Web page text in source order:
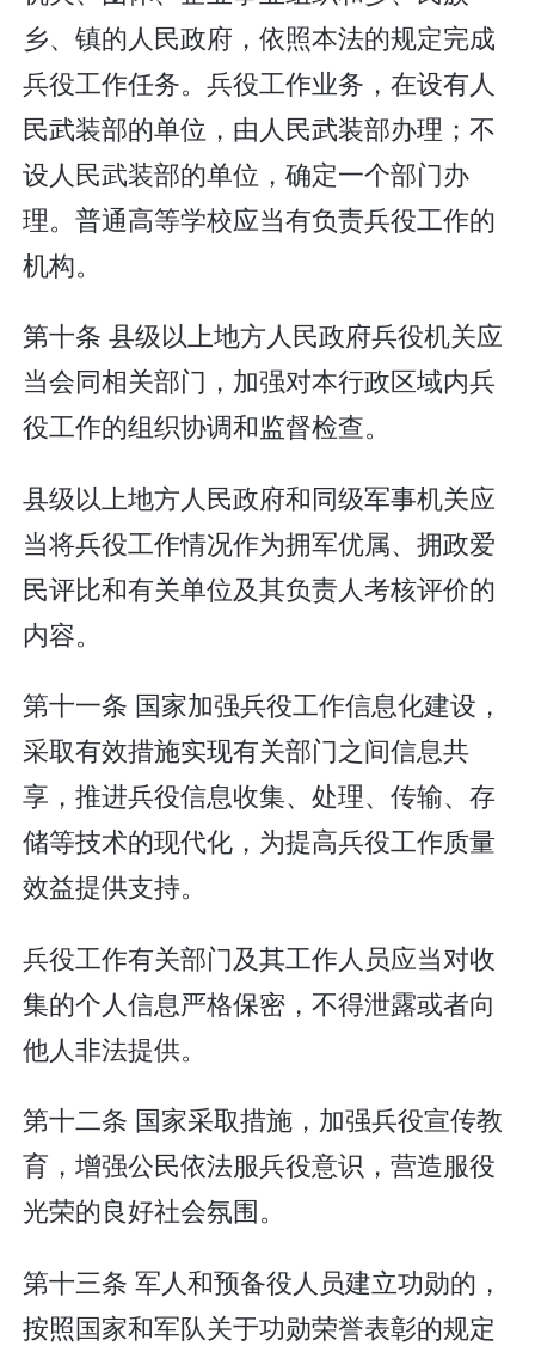
乡、镇的人民政府，依照本法的规定完成
兵役工作任务。兵役工作业务，在设有人
民武装部的单位，由人民武装部办理；不
设人民武装部的单位，确定一个部门办
理。普通高等学校应当有负责兵役工作的
机构。
第十条 县级以上地方人民政府兵役机关应
当会同相关部门，加强对本行政区域内兵
役工作的组织协调和监督检查。
县级以上地方人民政府和同级军事机关应
当将兵役工作情况作为拥军优属、拥政爱
民评比和有关单位及其负责人考核评价的
内容。
第十一条 国家加强兵役工作信息化建设，
采取有效措施实现有关部门之间信息共
享，推进兵役信息收集、处理、传输、存
储等技术的现代化，为提高兵役工作质量
效益提供支持。
兵役工作有关部门及其工作人员应当对收
集的个人信息严格保密，不得泄露或者向
他人非法提供。
第十二条 国家采取措施，加强兵役宣传教
育，增强公民依法服兵役意识，营造服役
光荣的良好社会氛围。
第十三条 军人和预备役人员建立功勋的，
按照国家和军队关于功勋荣誉表彰的规定